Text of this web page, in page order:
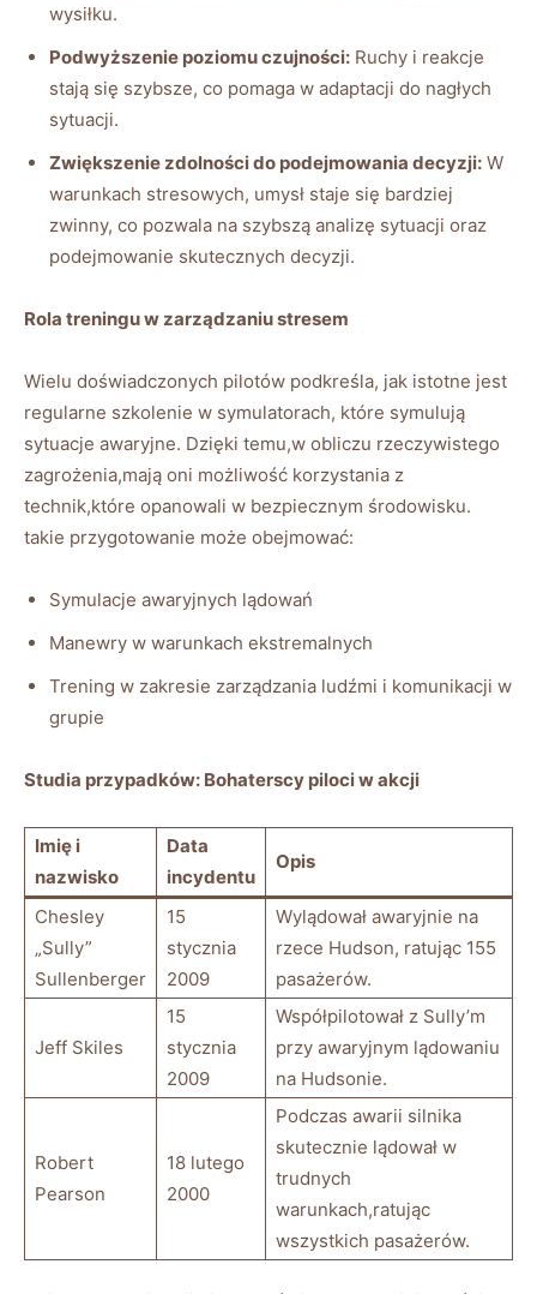
wysiłku.
Podwyższenie⁢ poziomu czujności: Ruchy i reakcje
stają się​ szybsze, co pomaga w adaptacji do ⁤nagłych
sytuacji.
Zwiększenie zdolności do podejmowania decyzji: ‍W
warunkach stresowych, umysł staje ⁣się bardziej⁢
zwinny, ⁣co‌ pozwala na ⁢szybszą analizę sytuacji oraz
⁤podejmowanie ​skutecznych ‍decyzji.
Rola treningu w zarządzaniu stresem
Wielu ‌doświadczonych pilotów podkreśla, jak⁤ istotne jest
regularne ⁣szkolenie w⁤ symulatorach, które symulują
⁢sytuacje awaryjne.⁤ Dzięki temu,w obliczu⁤ rzeczywistego
zagrożenia,mają oni możliwość korzystania z
⁣technik,które opanowali w bezpiecznym ⁢środowisku.
takie ​przygotowanie może obejmować:
Symulacje‍ awaryjnych lądowań
Manewry w⁤ warunkach ⁤ekstremalnych
Trening‌ w zakresie zarządzania ludźmi i komunikacji w
grupie
Studia przypadków: ⁤Bohaterscy piloci w akcji
Imię i
nazwisko
Data
incydentu
Opis
Chesley
„Sully”‍
Sullenberger
15
stycznia⁣
2009
Wylądował awaryjnie na
‍rzece ‍Hudson,⁢ ratując 155
pasażerów.
Jeff Skiles
15
stycznia
2009
Współpilotował z Sully’m
przy awaryjnym lądowaniu
na Hudsonie.
Robert
Pearson
18‌ lutego
2000
Podczas awarii⁤ silnika
skutecznie lądował ​w
⁤trudnych
warunkach,ratując​
wszystkich pasażerów.